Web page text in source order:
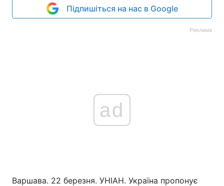
Підпишіться на нас в Google
Реклама
ad
Варшава. 22 березня. УНІАН. Україна пропонує